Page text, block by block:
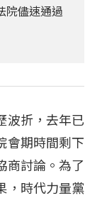
院儘速通過
波折，去年已
會期時間剩下
商討論。為了
，時代力量黨